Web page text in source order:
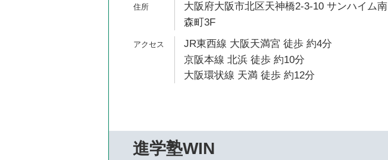
大阪府大阪市北区天神橋2-3-10 サンハイム南
森町3F
JR東西線 大阪天満宮 徒歩 約4分
京阪本線 北浜 徒歩 約10分
大阪環状線 天満 徒歩 約12分
進学塾WIN